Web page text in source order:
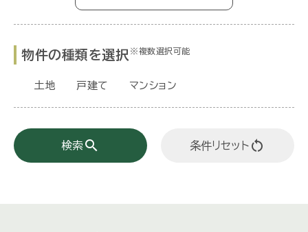
物件の種類を選択 ※複数選択可能
土地 戸建て マンション
検索 search 条件リセット restart_alt